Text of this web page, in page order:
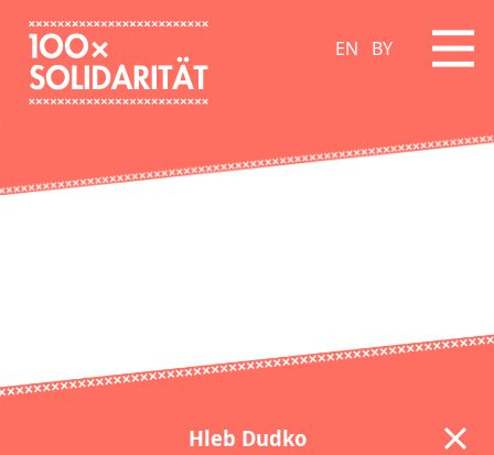
EN BY
Hleb Dudko